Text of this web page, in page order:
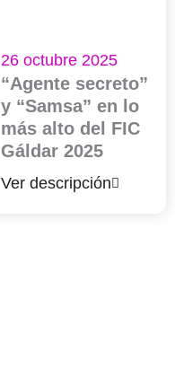
26 octubre 2025
“Agente secreto”
y “Samsa” en lo
más alto del FIC
Gáldar 2025
Ver descripción